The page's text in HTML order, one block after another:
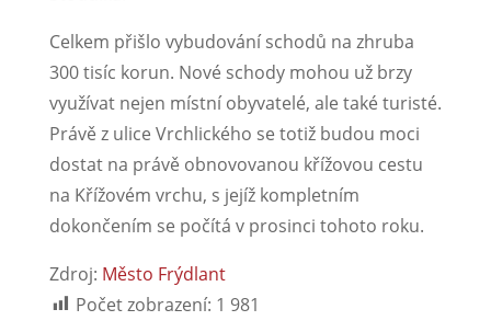
Celkem přišlo vybudování schodů na zhruba
300 tisíc korun. Nové schody mohou už brzy
využívat nejen místní obyvatelé, ale také turisté.
Právě z ulice Vrchlického se totiž budou moci
dostat na právě obnovovanou křížovou cestu
na Křížovém vrchu, s jejíž kompletním
dokončením se počítá v prosinci tohoto roku.
Zdroj: Město Frýdlant
Počet zobrazení: 1 981